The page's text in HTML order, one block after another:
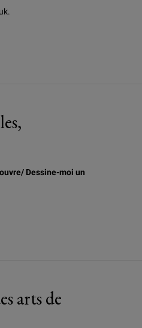
Dessine-moi un
arts de